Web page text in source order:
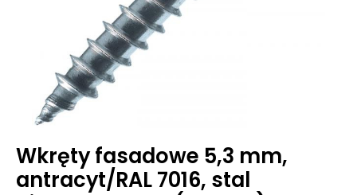
Wkręty fasadowe 5,3 mm,
antracyt/RAL 7016, stal